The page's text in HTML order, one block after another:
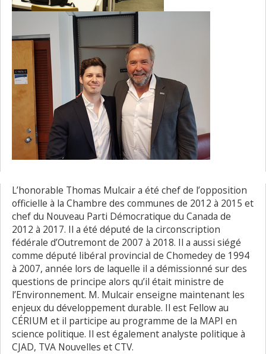
L’honorable Thomas Mulcair a été chef de l’opposition
officielle à la Chambre des communes de 2012 à 2015 et
chef du Nouveau Parti Démocratique du Canada de
2012 à 2017. Il a été député de la circonscription
fédérale d’Outremont de 2007 à 2018. Il a aussi siégé
comme député libéral provincial de Chomedey de 1994
à 2007, année lors de laquelle il a démissionné sur des
questions de principe alors qu’il était ministre de
l’Environnement. M. Mulcair enseigne maintenant les
enjeux du développement durable. Il est Fellow au
CÉRIUM et il participe au programme de la MAPI en
science politique. Il est également analyste politique à
CJAD, TVA Nouvelles et CTV.